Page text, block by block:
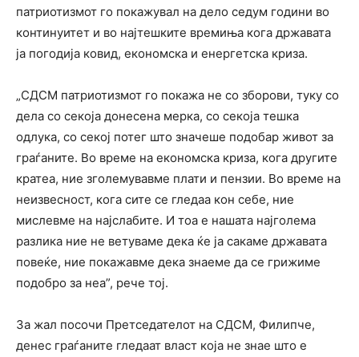
патриотизмот го покажувал на дело седум години во
континуитет и во најтешките времиња кога државата
ја погодија ковид, економска и енергетска криза.
„СДСМ патриотизмот го покажа не со зборови, туку со
дела со секоја донесена мерка, со секоја тешка
одлука, со секој потег што значеше подобар живот за
граѓаните. Во време на економска криза, кога другите
кратеа, ние зголемувавме плати и пензии. Во време на
неизвесност, кога сите се гледаа кон себе, ние
мислевме на најслабите. И тоа е нашата најголема
разлика ние не ветуваме дека ќе ја сакаме државата
повеќе, ние покажавме дека знаеме да се грижиме
подобро за неа”, рече тој.
За жал посочи Претседателот на СДСМ, Филипче,
денес граѓаните гледаат власт која не знае што е